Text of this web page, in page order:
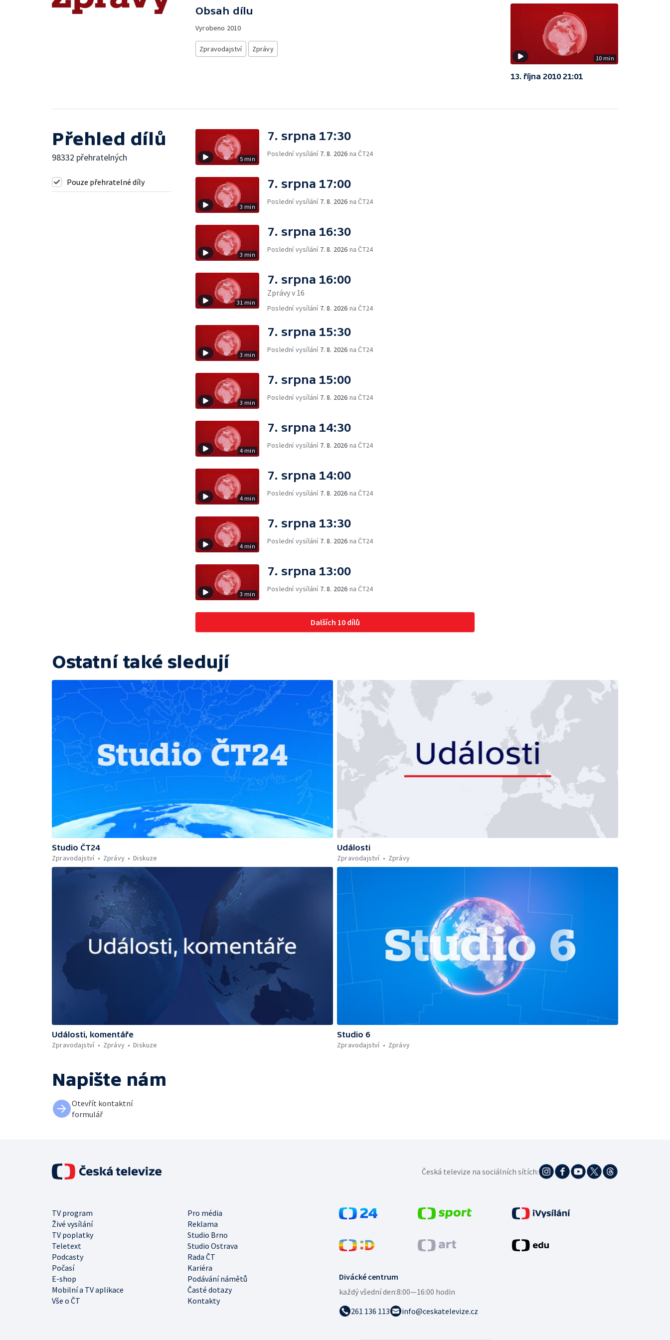
Obsah dílu
Vyrobeno 2010
Zpravodajství Zprávy
10 min
13. října 2010 21:01
Přehled dílů
98332 přehratelných
Pouze přehratelné díly
5 min
7. srpna 17:30
Poslední vysílání 7. 8. 2026 na ČT24
3 min
7. srpna 17:00
Poslední vysílání 7. 8. 2026 na ČT24
3 min
7. srpna 16:30
Poslední vysílání 7. 8. 2026 na ČT24
31 min
7. srpna 16:00
Zprávy v 16
Poslední vysílání 7. 8. 2026 na ČT24
3 min
7. srpna 15:30
Poslední vysílání 7. 8. 2026 na ČT24
3 min
7. srpna 15:00
Poslední vysílání 7. 8. 2026 na ČT24
4 min
7. srpna 14:30
Poslední vysílání 7. 8. 2026 na ČT24
4 min
7. srpna 14:00
Poslední vysílání 7. 8. 2026 na ČT24
4 min
7. srpna 13:30
Poslední vysílání 7. 8. 2026 na ČT24
3 min
7. srpna 13:00
Poslední vysílání 7. 8. 2026 na ČT24
Dalších 10 dílů
Ostatní také sledují
Studio ČT24
Zpravodajství
Zprávy Diskuze
Události
Zpravodajství
Zprávy
Události, komentáře
Zpravodajství
Zprávy Diskuze
Studio 6
Zpravodajství
Zprávy
Napište nám
Otevřít kontaktní
formulář
Divácké centrum
každý všední den:8:00—16:00 hodin
261 136 113
info@ceskatelevize.cz
TV program
Pro média
Živé vysílání
Reklama
TV poplatky
Studio Brno
Teletext
Studio Ostrava
Podcasty
Rada ČT
Počasí
Kariéra
E-shop
Podávání námětů
Mobilní a TV aplikace
Časté dotazy
Vše o ČT
Kontakty
Česká televize na sociálních sítích: